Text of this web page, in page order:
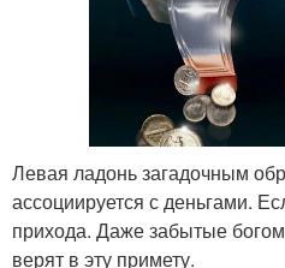
Левая ладонь загадочным
ассоциируется с деньгами.
прихода. Даже забытые
верят в эту примету.